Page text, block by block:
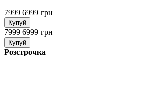
7999 6999 грн
Купуй
7999 6999 грн
Купуй
Розстрочка